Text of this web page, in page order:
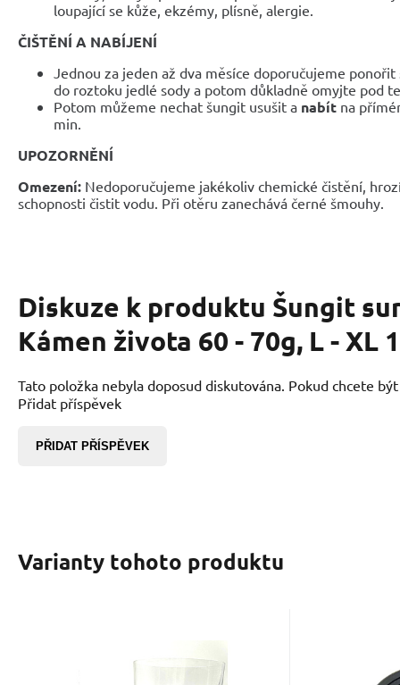
loupající se kůže, ekzémy, plísně, alergie.
ČIŠTĚNÍ A NABÍJENÍ
Jednou za jeden až dva měsíce doporučujeme ponořit
do roztoku jedlé sody a potom důkladně omyjte pod
Potom můžeme nechat šungit usušit a nabít na
min.
UPOZORNĚNÍ
Omezení: Nedoporučujeme jakékoliv chemické čistění,
schopnosti čistit vodu. Při otěru zanechává černé šmouhy.
Diskuze k produktu Šungit
Kámen života 60 - 70g, L - XL
Tato položka nebyla doposud diskutována. Pokud chcete
Přidat příspěvek
PŘIDAT PŘÍSPĚVEK
Varianty tohoto produktu
Šungit Tromlovaný
59 Kč